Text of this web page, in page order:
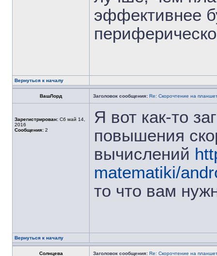
эффективнее
Вернуться к началу
ВашЛорд Заголовок сообщения: Re: Скорочтение на
Зарегистрирован: Сб май 14,
2016
Сообщения: 2
Я вот как-то
повышения
вычислений
matematiki/
то что вам
Вернуться к началу
Солнцева Заголовок сообщения: Re: Скорочтение на